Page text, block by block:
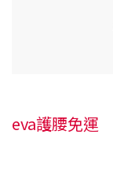
eva護腰免運